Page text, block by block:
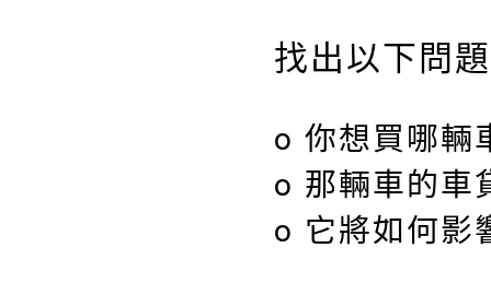
找出以下問
o 你想買哪輛
o 那輛車的車
o 它將如何影